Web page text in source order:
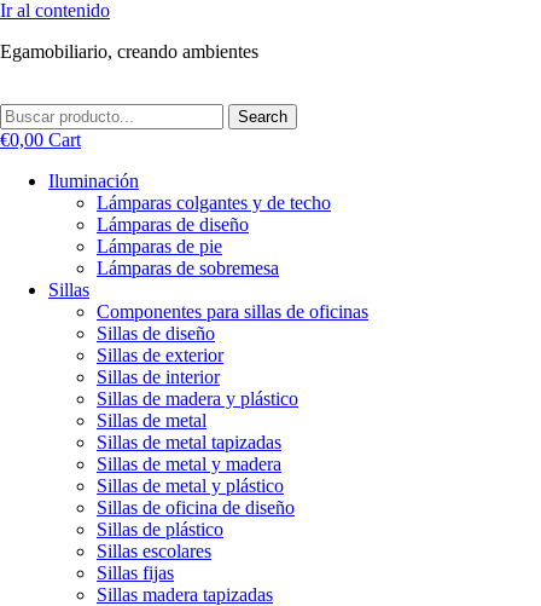
Ir al contenido
Egamobiliario, creando ambientes
Search
€0,00 Cart
Iluminación
Lámparas colgantes y de techo
Lámparas de diseño
Lámparas de pie
Lámparas de sobremesa
Sillas
Componentes para sillas de oficinas
Sillas de diseño
Sillas de exterior
Sillas de interior
Sillas de madera y plástico
Sillas de metal
Sillas de metal tapizadas
Sillas de metal y madera
Sillas de metal y plástico
Sillas de oficina de diseño
Sillas de plástico
Sillas escolares
Sillas fijas
Sillas madera tapizadas